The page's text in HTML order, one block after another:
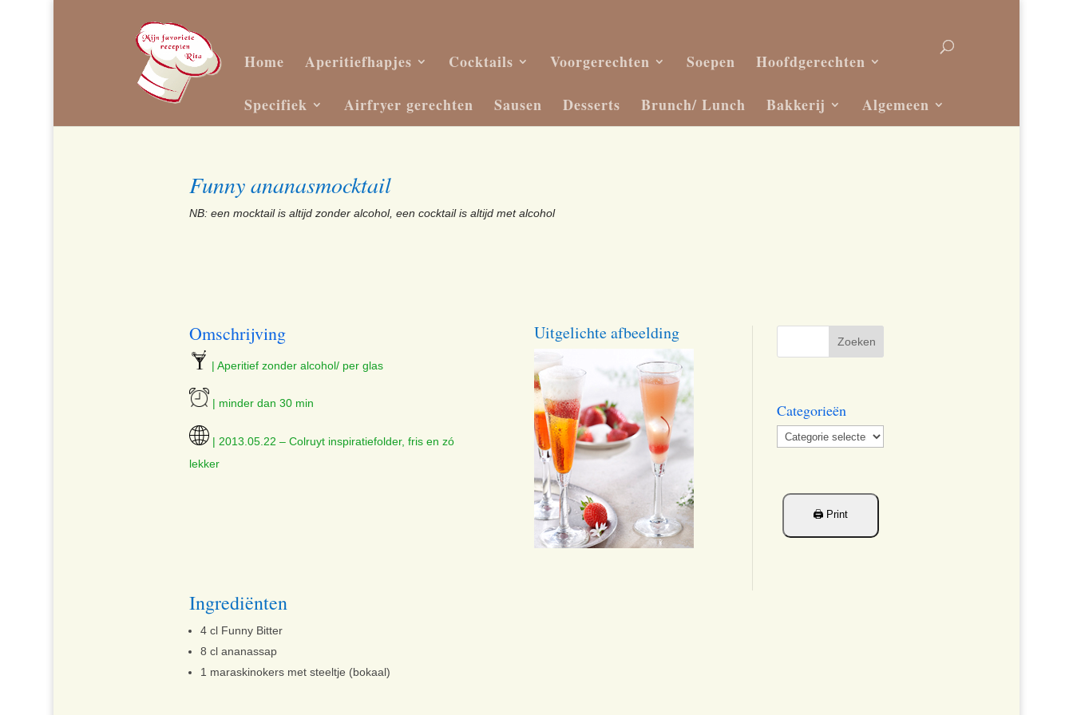
Home Aperitiefhapjes Cocktails Voorgerechten Soepen Hoofdgerechten
Specifiek Airfryer gerechten Sausen Desserts Brunch/ Lunch Bakkerij Algemeen
Funny ananasmocktail
NB: een mocktail is altijd zonder alcohol, een cocktail is altijd met alcohol
Omschrijving
| Aperitief zonder alcohol/ per glas
| minder dan 30 min
| 2013.05.22 – Colruyt inspiratiefolder, fris en zó
lekker
Uitgelichte afbeelding
Ingrediënten
4 cl Funny Bitter
8 cl ananassap
1 maraskinokers met steeltje (bokaal)
Categorieën
Categorieën